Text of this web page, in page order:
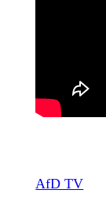
AfD TV